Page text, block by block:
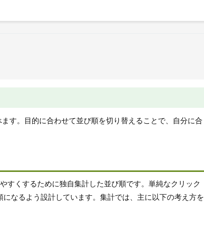
す。目的に合わせて並び順を切り替えることで、自分に合
すくするために独自集計した並び順です。単純なクリック
なるよう設計しています。集計では、主に以下の考え方を